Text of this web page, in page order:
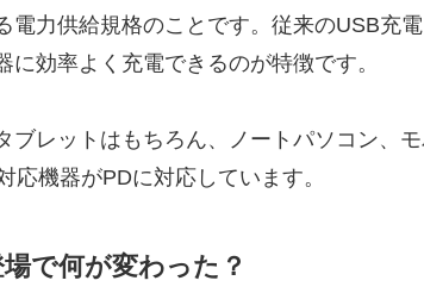
電力供給規格のことです。従来のUSB充
に効率よく充電できるのが特徴です。
ブレットはもちろん、ノートパソコン、
応機器がPDに対応しています。
で何が変わった？